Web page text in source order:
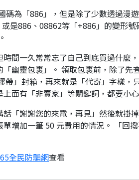
為「886」，但是除了少數透過漫
是886、08862等「+886」的變形
間一久常常忘了自己到底買過什麼
幽靈包裹」。 領取包裹前，除了
」封箱，再來就是「代寄」字樣
面有「非賣家」等關鍵詞，都要小
話「謝謝您的來電，再見」然後就
增加一筆 50 元費用的情況。 「回
全民防騙網查看